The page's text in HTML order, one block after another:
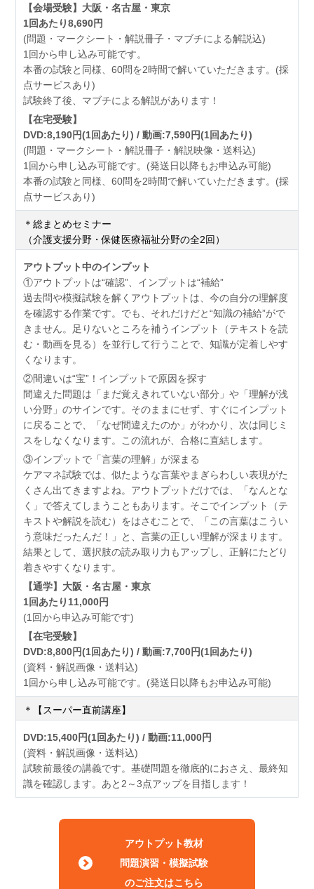
【会場受験】大阪・名古屋・東京
1回あたり8,690円
(問題・マークシート・解説冊子・マブチによる解説込)
1回から申し込み可能です。
本番の試験と同様、60問を2時間で解いていただきます。(採
点サービスあり)
試験終了後、マブチによる解説があります！
【在宅受験】
DVD:8,190円(1回あたり) / 動画:7,590円(1回あたり)
(問題・マークシート・解説冊子・解説映像・送料込)
1回から申し込み可能です。(発送日以降もお申込み可能)
本番の試験と同様、60問を2時間で解いていただきます。(採
点サービスあり)
＊総まとめセミナー
（介護支援分野・保健医療福祉分野の全2回）
アウトプット中のインプット
①アウトプットは“確認”、インプットは“補給”
過去問や模擬試験を解くアウトプットは、今の自分の理解度
を確認する作業です。でも、それだけだと“知識の補給”がで
きません。足りないところを補うインプット（テキストを読
む・動画を見る）を並行して行うことで、知識が定着しやす
くなります。
②間違いは“宝”！インプットで原因を探す
間違えた問題は「まだ覚えきれていない部分」や「理解が浅
い分野」のサインです。そのままにせず、すぐにインプット
に戻ることで、「なぜ間違えたのか」がわかり、次は同じミ
スをしなくなります。この流れが、合格に直結します。
③インプットで「言葉の理解」が深まる
ケアマネ試験では、似たような言葉やまぎらわしい表現がた
くさん出てきますよね。アウトプットだけでは、「なんとな
く」で答えてしまうこともあります。そこでインプット（テ
キストや解説を読む）をはさむことで、「この言葉はこうい
う意味だったんだ！」と、言葉の正しい理解が深まります。
結果として、選択肢の読み取り力もアップし、正解にたどり
着きやすくなります。
【通学】大阪・名古屋・東京
1回あたり11,000円
(1回から申込み可能です)
【在宅受験】
DVD:8,800円(1回あたり) / 動画:7,700円(1回あたり)
(資料・解説画像・送料込)
1回から申し込み可能です。(発送日以降もお申込み可能)
＊【スーパー直前講座】
DVD:15,400円(1回あたり) / 動画:11,000円
(資料・解説画像・送料込)
試験前最後の講義です。基礎問題を徹底的におさえ、最終知
識を確認します。あと2～3点アップを目指します！
アウトプット教材
問題演習・模擬試験
のご注文はこちら